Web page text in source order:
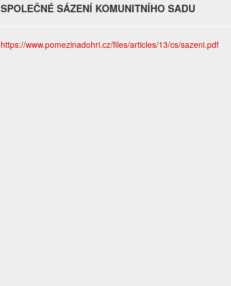
SPOLEČNÉ SÁZENÍ KOMUNITNÍHO SADU
https://www.pomezinadohri.cz/files/articles/13/cs/sazeni.pdf